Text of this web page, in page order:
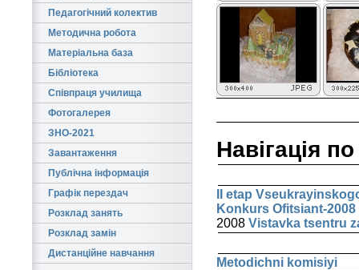
Педагогічний колектив
Методична робота
Матеріальна база
Бібліотека
Співпраця училища
Фотогалерея
ЗНО-2021
Завантаження
Публічна інформація
Графік перездач
Розклад занять
Розклад замін
Дистанційне навчання
Навігація
II etap
Konkurs Ofitsiant-2008
2008 Vistavka tsentru
Metodichni komisiyi